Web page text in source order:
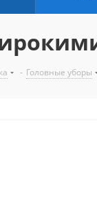
- Головные уборы